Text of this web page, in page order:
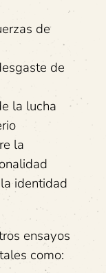
de
de
la lucha
la
identidad
ensayos
como: